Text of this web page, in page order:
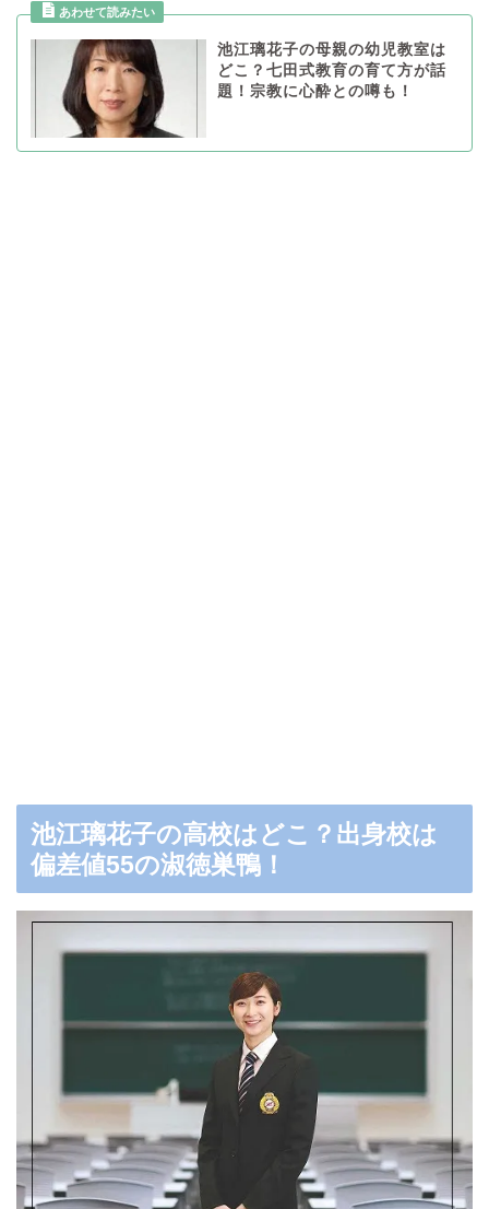
池江璃花子の母親の幼児教室は
どこ？七田式教育の育て方が話
題！宗教に心酔との噂も！
池江璃花子の高校はどこ？出身校は
偏差値55の淑徳巣鴨！